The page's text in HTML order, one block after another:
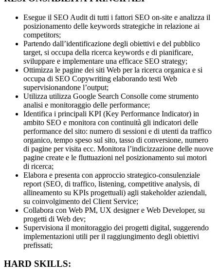
Esegue il SEO Audit di tutti i fattori SEO on-site e analizza il
posizionamento delle keywords strategiche in relazione ai
competitors;
Partendo dall’identificazione degli obiettivi e del pubblico
target, si occupa della ricerca keywords e di pianificare,
sviluppare e implementare una efficace SEO strategy;
Ottimizza le pagine dei siti Web per la ricerca organica e si
occupa di SEO Copywriting elaborando testi Web
supervisionandone l’output;
Utilizza utilizza Google Search Consolle come strumento
analisi e monitoraggio delle performance;
Identifica i principali KPI (Key Performance Indicator) in
ambito SEO e monitora con continuità gli indicatori delle
performance del sito: numero di sessioni e di utenti da traffico
organico, tempo speso sul sito, tasso di conversione, numero
di pagine per visita ecc. Monitora l’indicizzazione delle nuove
pagine create e le fluttuazioni nel posizionamento sui motori
di ricerca;
Elabora e presenta con approccio strategico-consulenziale
report (SEO, di traffico, listening, competitive analysis, di
allineamento su KPIs progettuali) agli stakeholder aziendali,
su coinvolgimento del Client Service;
Collabora con Web PM, UX designer e Web Developer, su
progetti di Web dev;
Supervisiona il monitoraggio dei progetti digital, suggerendo
implementazioni utili per il raggiungimento degli obiettivi
prefissati;
HARD SKILLS: